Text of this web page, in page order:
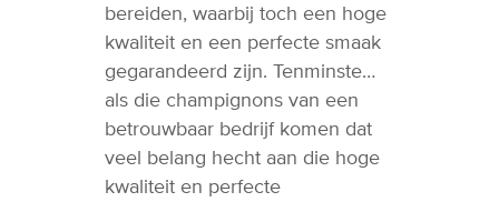
bereiden, waarbij toch een hoge
kwaliteit en een perfecte smaak
gegarandeerd zijn. Tenminste…
als die champignons van een
betrouwbaar bedrijf komen dat
veel belang hecht aan die hoge
kwaliteit en perfecte